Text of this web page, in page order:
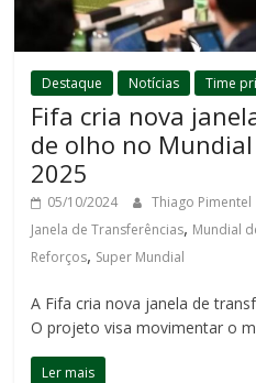
Destaque Notícias Time
Fifa cria nova
de olho no
2025
05/10/2024 Thiago Pimentel
Janela de Transferências, Mundial
Reforços, Super Mundial
A Fifa cria nova janela de
O projeto visa movimentar o
Ler mais